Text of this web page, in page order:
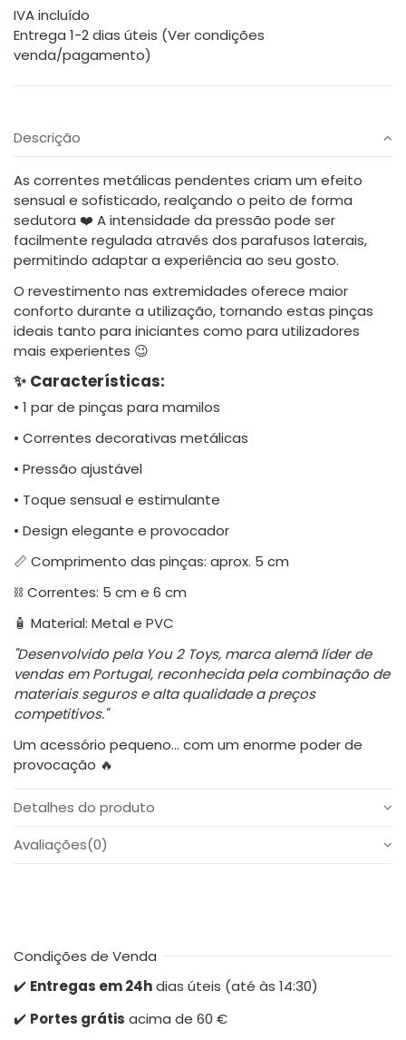
IVA incluído
Entrega 1-2 dias úteis (Ver condições
venda/pagamento)
Descrição
As correntes metálicas pendentes criam um efeito
sensual e sofisticado, realçando o peito de forma
sedutora ❤️ A intensidade da pressão pode ser
facilmente regulada através dos parafusos laterais,
permitindo adaptar a experiência ao seu gosto.
O revestimento nas extremidades oferece maior
conforto durante a utilização, tornando estas pinças
ideais tanto para iniciantes como para utilizadores
mais experientes 😉
✨ Características:
• 1 par de pinças para mamilos
• Correntes decorativas metálicas
• Pressão ajustável
• Toque sensual e estimulante
• Design elegante e provocador
📏 Comprimento das pinças: aprox. 5 cm
⛓️ Correntes: 5 cm e 6 cm
🧴 Material: Metal e PVC
"Desenvolvido pela You 2 Toys, marca alemã líder de
vendas em Portugal, reconhecida pela combinação de
materiais seguros e alta qualidade a preços
competitivos."
Um acessório pequeno… com um enorme poder de
provocação 🔥
Detalhes do produto
Avaliações(0)
Condições de Venda
✔️ Entregas em 24hdias úteis (até às 14:30)
✔️ Portes grátis acima de 60 €